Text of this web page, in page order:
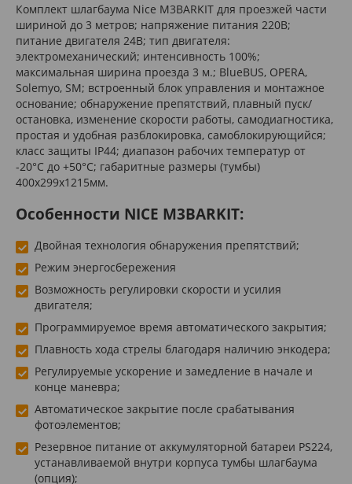
Комплект шлагбаума Nice M3BARKIT для проезжей части
шириной до 3 метров; напряжение питания 220В;
питание двигателя 24В; тип двигателя:
электромеханический; интенсивность 100%;
максимальная ширина проезда 3 м.; BlueBUS, OPERA,
Solemyo, SM; встроенный блок управления и монтажное
основание; обнаружение препятствий, плавный пуск/
остановка, изменение скорости работы, самодиагностика,
простая и удобная разблокировка, самоблокирующийся;
класс защиты IP44; диапазон рабочих температур от
-20°С до +50°С; габаритные размеры (тумбы)
400х299х1215мм.
Особенности NICE M3BARKIT:
Двойная технология обнаружения препятствий;
Режим энергосбережения
Возможность регулировки скорости и усилия
двигателя;
Программируемое время автоматического закрытия;
Плавность хода стрелы благодаря наличию энкодера;
Регулируемые ускорение и замедление в начале и
конце маневра;
Автоматическое закрытие после срабатывания
фотоэлементов;
Резервное питание от аккумуляторной батареи PS224,
устанавливаемой внутри корпуса тумбы шлагбаума
(опция);